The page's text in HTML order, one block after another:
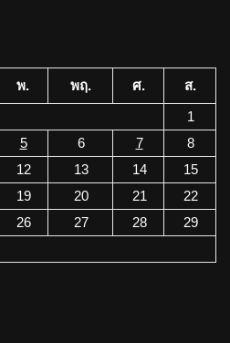
พ. พฤ. ศ.
ส.
1
5 6 7
8
12 13 14
15
19 20 21
22
26 27 28
29